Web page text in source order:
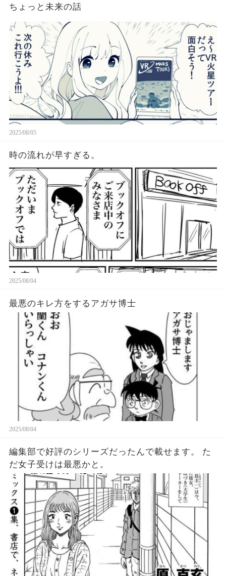
ちょっと未来の話
2025/08/05
時の流れが早すぎる。
2025/08/04
最悪のキレ方をするアガサ博士
2025/08/04
編集部で好評のシリーズだったんで載せます。 た
だ女子受けは最悪かと。